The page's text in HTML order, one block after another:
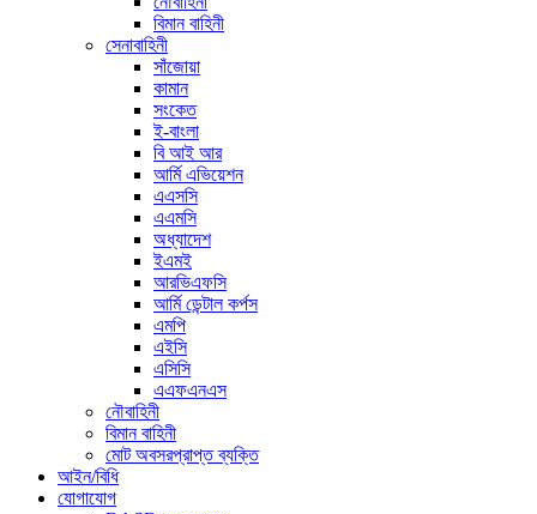
বিমান বাহিনী
সেনাবাহিনী
সাঁজোয়া
কামান
সংকেত
ই-বাংলা
বি আই আর
আর্মি এভিয়েশন
এএসসি
এএমসি
অধ্যাদেশ
ইএমই
আরভিএফসি
আর্মি ডেন্টাল কর্পস
এমপি
এইসি
এসিসি
এএফএনএস
নৌবাহিনী
বিমান বাহিনী
মোট অবসরপ্রাপ্ত ব্যক্তি
আইন/বিধি
যোগাযোগ